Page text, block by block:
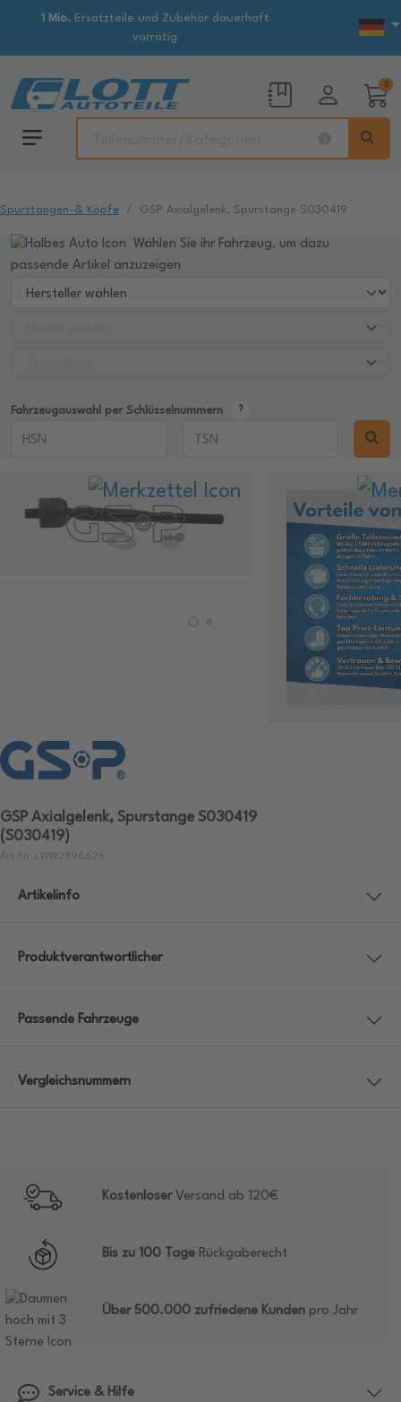
1 Mio.Ersatzteile und Zubehör dauerhaft
vorrätig
0
Spurstangen-& Köpfe GSP Axialgelenk, Spurstange S030419
Wählen Sie ihr Fahrzeug, um dazu
passende Artikel anzuzeigen
Fahrzeugauswahl per Schlüsselnummern
GSP Axialgelenk, Spurstange S030419
(S030419)
Art.Nr.: WW2896626
Artikelinfo
Produktverantwortlicher
Passende Fahrzeuge
Vergleichsnummern
KostenloserVersand ab 120€
Bis zu 100 Tage Rückgaberecht
Über 500.000 zufriedene Kunden pro Jahr
Service & Hilfe